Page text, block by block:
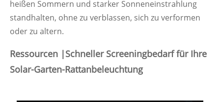
heißen Sommern und starker Sonneneinstrahlung
standhalten, ohne zu verblassen, sich zu verformen
oder zu altern.
Ressourcen |Schneller Screeningbedarf für Ihre
Solar-Garten-Rattanbeleuchtung